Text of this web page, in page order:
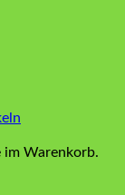
im Warenkorb.